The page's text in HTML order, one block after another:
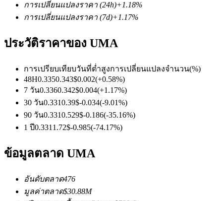
ฟิวเจอร์ส USDC
ฟิวเจอร์สที่ใช้ USDC เป็นหลักประกัน
การเปลี่ยนแปลงราคา (24h)+1.18%
การเปลี่ยนแปลงราคา (7d)+1.17%
ประวัติราคาของ UMA
การเปรียบเทียบวันที่ต่ำสูงการเปลี่ยนแปลงจำนวน(%)
48H0.3350.343$0.002(+0.58%)
7 วัน0.3360.342$0.004(+1.17%)
30 วัน0.3310.39$-0.034(-9.01%)
90 วัน0.3310.529$-0.186(-35.16%)
1 ปี0.331 1.72$-0.985(-74.17%)
ข้อมูลตลาด UMA
อันดับตลาด476
มูลค่าตลาด$30.88M